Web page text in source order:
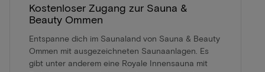
Kostenloser Zugang zur Sauna &
Beauty Ommen
Entspanne dich im Saunaland von Sauna & Beauty
Ommen mit ausgezeichneten Saunaanlagen. Es
gibt unter anderem eine Royale Innensauna mit